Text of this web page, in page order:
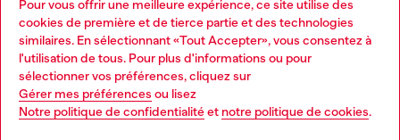
Pour vous offrir une meilleure expérience, ce site utilise des
cookies de première et de tierce partie et des technologies
similaires. En sélectionnant «Tout Accepter», vous consentez à
l'utilisation de tous. Pour plus d'informations ou pour
sélectionner vos préférences, cliquez sur
Gérer mes préférences ou lisez
Notre politique de confidentialitéet notre politique de cookies.
Services omnicanaux
Découvrez tous nos services, en ligne et en magasin.
En savoir plus
Choose your location
You are currently browsing France website, but it seems you
may be based in United States